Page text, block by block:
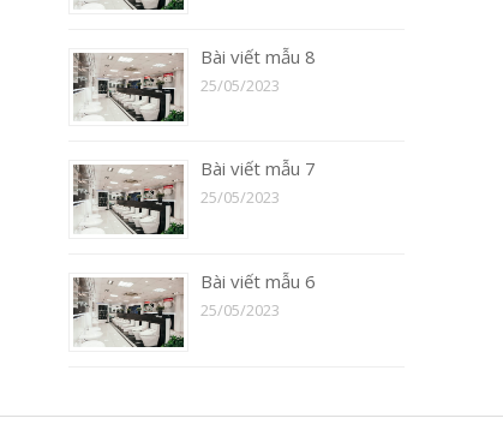
Bài viết mẫu 8
25/05/2023
Bài viết mẫu 7
25/05/2023
Bài viết mẫu 6
25/05/2023